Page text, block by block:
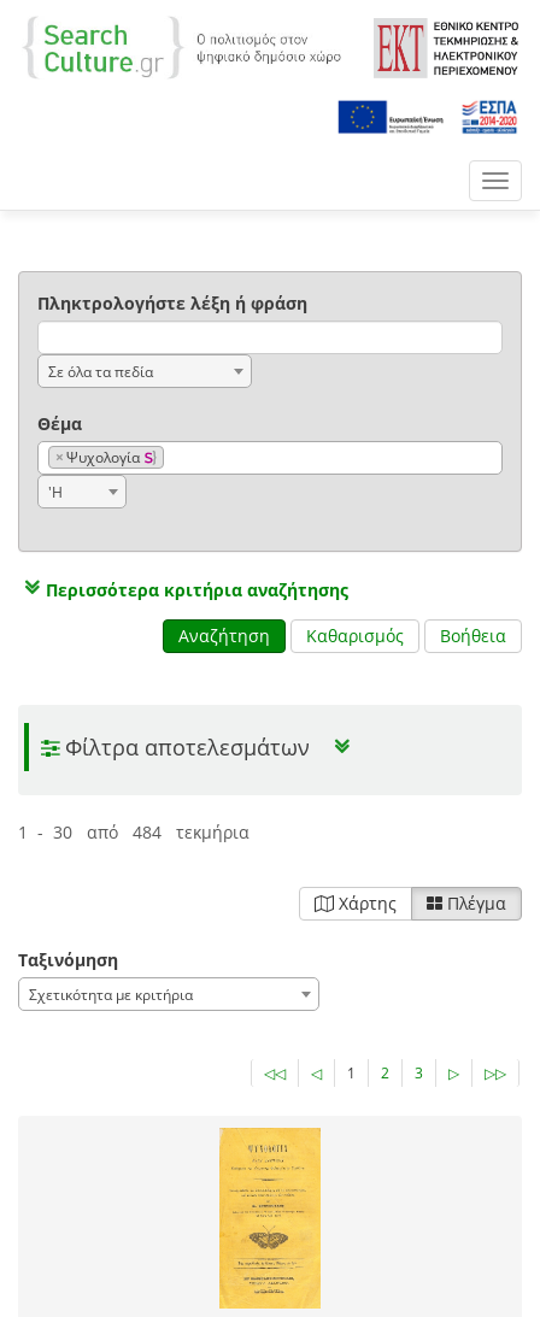
Πληκτρολογήστε λέξη ή φράση
Σε όλα τα πεδία
Θέμα
×Ψυχολογία
'Η
Περισσότερα κριτήρια αναζήτησης
Αναζήτηση
Καθαρισμός Βοήθεια
Φίλτρα αποτελεσμάτων
1 - 30 από 484 τεκμήρια
Χάρτης Πλέγμα
Ταξινόμηση
Σχετικότητα με κριτήρια
◁◁ ◁ 1 2 3 ▷ ▷▷